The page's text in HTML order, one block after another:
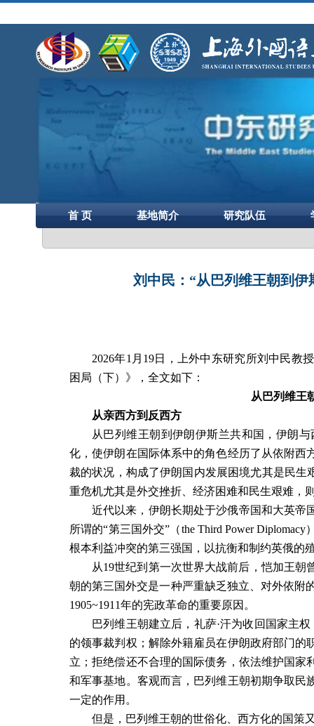
首 页 基地简介 研究队伍
刘中民：“从巴列维王朝到
2026年1 月 19日，上外中东研究所刘中民教
困局（下）》，全文如下：
从巴列维王
从亲西方到反西方
从巴列维王朝到伊朗伊斯兰共和国，伊朗
化，使伊朗在国际体系中的角色经历了从依附西
裁的状况，构成了伊朗国内发展困境尤其是民生
重危机尤其是外交挫折、经济困难和民生艰难，
近代以来，伊朗长期处于沙俄帝国和大英帝
所谓的“第三国外交” （the Third Power Diplomacy
根本利益冲突的第三强国，以抗衡和制约英俄的
从19世纪到第一次世界大战前后，恺加王朝
朝的第三国外交是一种严重缺乏独立、对外依附
1905~1911年的宪政革命的重要原因。
巴列维王朝建立后，礼萨·汗为收回国家主
的领事裁判权；解除外籍雇员在伊朗政府部门
立；拒绝偿还不合理的国际债务，依法维护国
和军事基地。客观而言，巴列维王朝初期争取
一定的作用。
但是，巴列维王朝的世俗化、西方化的国策